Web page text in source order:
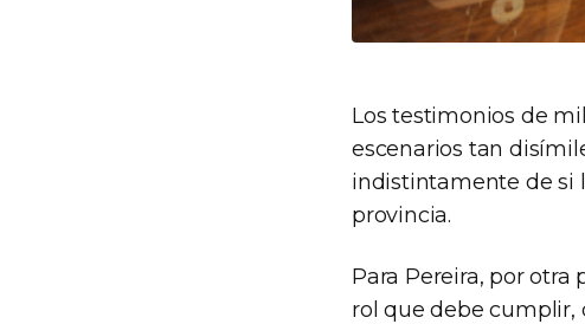
Los testimonios de
escenarios tan
indistintamente de si
provincia.
Para Pereira, por otra
rol que debe cumplir,